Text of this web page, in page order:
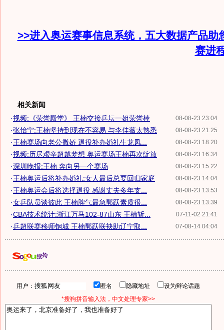
>>进入奥运赛事信息系统，五大数据产品助
赛进
相关新闻
08-08-23 23:04
·视频:《荣誉殿堂》 王楠交接乒坛一姐荣誉棒
08-08-23 21:25
·张怡宁:王楠坚持到现在不容易 与李佳薇太熟悉
08-08-23 18:20
·王楠赛场向老公撒娇 退役补办婚礼生龙凤...
08-08-23 16:34
·视频:历尽艰辛超越梦想 奥运赛场王楠再次绽放
08-08-23 15:22
·深圳晚报:王楠 奔向另一个赛场
08-08-23 14:04
·王楠奥运后将补办婚礼:女人最后总要回归家庭
08-08-23 13:53
·王楠奥运会后将选择退役 感谢丈夫多年支...
08-08-23 13:39
·女乒队员谈彼此 王楠脾气最急郭跃素质很...
07-11-02 21:41
·CBA技术统计:浙江万马102-87山东 王楠斩...
07-08-14 04:04
·乒超联赛移师钢城 王楠郭跃联袂助辽宁取...
用户： 匿名 隐藏地址
设为辩论话题
*搜狗拼音输入法，中文处理专家>>